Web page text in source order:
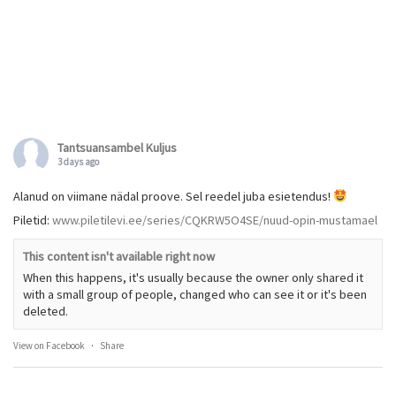
Tantsuansambel Kuljus
3 days ago
Alanud on viimane nädal proove. Sel reedel juba esietendus!
Piletid: www.piletilevi.ee/series/CQKRW5O4SE/nuud-opin-mustamael
This content isn't available right now
When this happens, it's usually because the owner only shared it
with a small group of people, changed who can see it or it's been
deleted.
View on Facebook · Share